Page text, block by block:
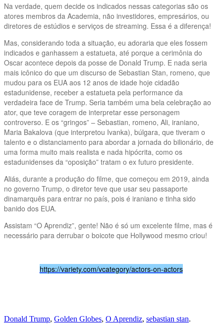
Na verdade, quem decide os indicados nessas categorias são os
atores membros da Academia, não investidores, empresários, ou
diretores de estúdios e serviços de streaming. Essa é a diferença!
Mas, considerando toda a situação, eu adoraria que eles fossem
indicados e ganhassem a estatueta, até porque a cerimônia do
Oscar acontece depois da posse de Donald Trump. E nada seria
mais icônico do que um discurso de Sebastian Stan, romeno, que
mudou para os EUA aos 12 anos de idade hoje cidadão
estadunidense, receber a estatueta pela performance da
verdadeira face de Trump. Seria também uma bela celebração ao
ator, que teve coragem de interpretar esse personagem
controverso. E os “gringos” – Sebastian, romeno, Ali, iraniano,
Maria Bakalova (que interpretou Ivanka), búlgara, que tiveram o
talento e o distanciamento para abordar a jornada do bilionário, de
uma forma muito mais realista e nada hipócrita, como os
estadunidenses da “oposição” tratam o ex futuro presidente.
Aliás, durante a produção do filme, que começou em 2019, ainda
no governo Trump, o diretor teve que usar seu passaporte
dinamarquês para entrar no país, pois é iraniano e tinha sido
banido dos EUA.
Assistam “O Aprendiz”, gente! Não é só um excelente filme, mas é
necessário para derrubar o boicote que Hollywood mesmo criou!
https://variety.com/vcategory/actors-on-actors
Donald Trump, Golden Globes, O Aprendiz, sebastian stan.